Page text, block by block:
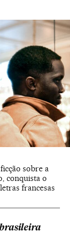
sobre a
conquista o
francesas